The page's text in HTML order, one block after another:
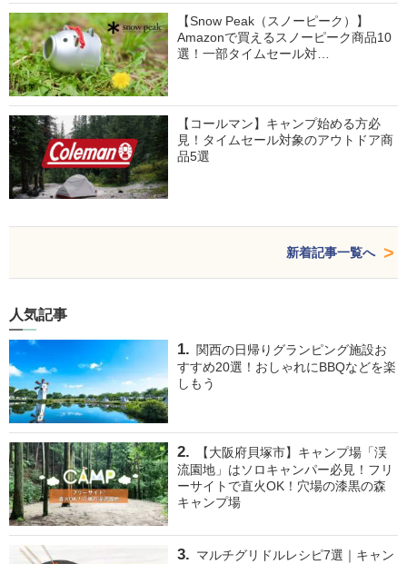
【Snow Peak（スノーピーク）】
Amazonで買えるスノーピーク商品10
選！一部タイムセール対…
【コールマン】キャンプ始める方必
見！タイムセール対象のアウトドア商
品5選
新着記事一覧へ
人気記事
関西の日帰りグランピング施設お
すすめ20選！おしゃれにBBQなどを楽
しもう
【大阪府貝塚市】キャンプ場「渓
流園地」はソロキャンパー必見！フリ
ーサイトで直火OK！穴場の漆黒の森
キャンプ場
マルチグリドルレシピ7選｜キャン